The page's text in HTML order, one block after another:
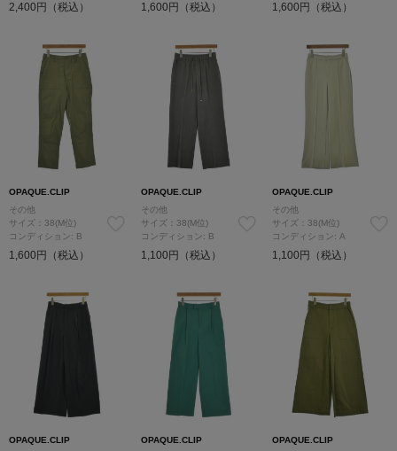
2,400円（税込） 1,600円（税込） 1,600円（税込）
OPAQUE.CLIP
その他
サイズ：38(M位)
コンディション: B
1,600円（税込）
OPAQUE.CLIP
その他
サイズ：38(M位)
コンディション: B
1,100円（税込）
OPAQUE.CLIP
その他
サイズ：38(M位)
コンディション: A
1,100円（税込）
OPAQUE.CLIP
OPAQUE.CLIP
OPAQUE.CLIP